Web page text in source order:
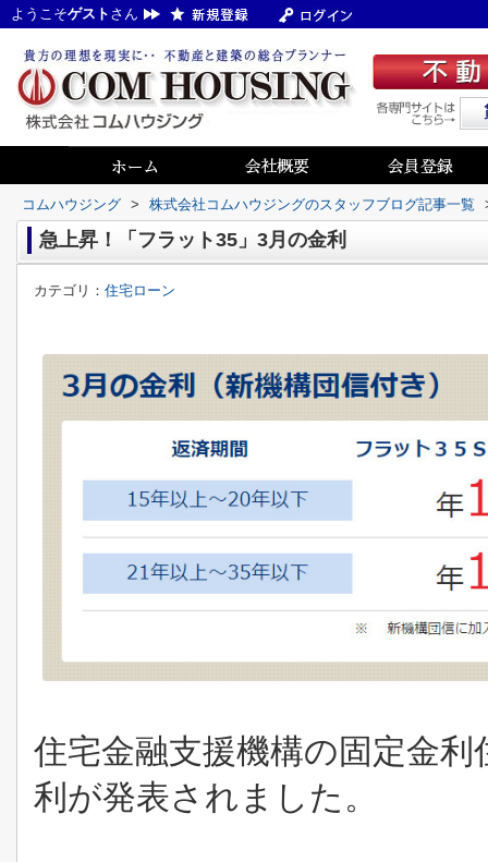
ようこそゲスト さん
コムハウジング > 株式会社コムハウジングのスタッフブログ記事一覧
急上昇！「フラット35」3月の金利
カテゴリ： 住宅ローン
住宅金融支援機構の固定金利
利が発表されました。